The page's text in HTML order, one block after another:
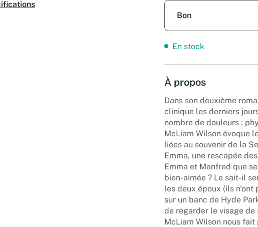
Bon
En stock
À propos
Dans son deuxième
clinique les derniers
nombre de douleurs :
McLiam Wilson évoque
liées au souvenir de la
Emma, une rescapée
Emma et Manfred que
bien-aimée ? Le sait-il
les deux époux (ils n'ont
sur un banc de Hyde
de regarder le visage de
McLiam Wilson nous